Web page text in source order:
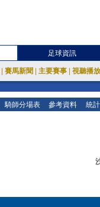
足球資訊
賽馬新聞 主要賽事 視聽播
騎師分場表 參考資料 統